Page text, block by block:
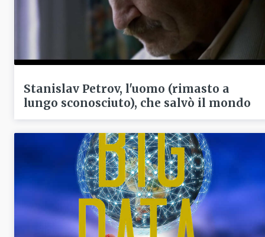
Stanislav Petrov, l'uomo (rimasto a
lungo sconosciuto), che salvò il mondo